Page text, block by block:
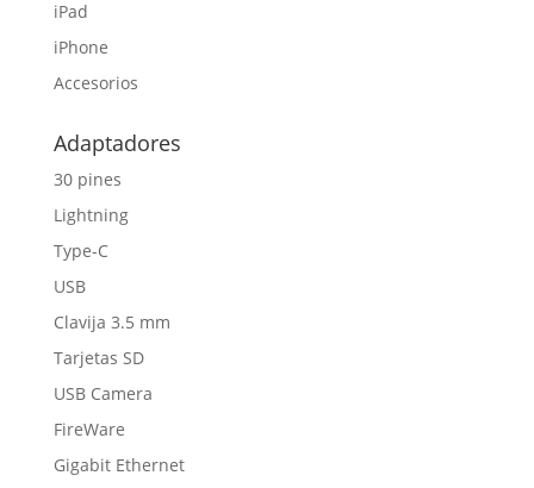
iPad
iPhone
Accesorios
Adaptadores
30 pines
Lightning
Type-C
USB
Clavija 3.5 mm
Tarjetas SD
USB Camera
FireWare
Gigabit Ethernet